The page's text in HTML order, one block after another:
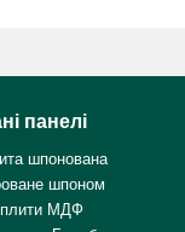
панелі
шпонована
шпоном
плити МДФ